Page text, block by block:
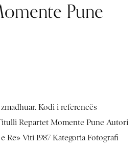
Pune
Kodi i referencës
Repartet Momente Pune Autori
Re» Viti 1987 Kategoria Fotografi